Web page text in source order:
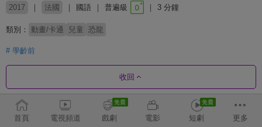
2017 法國 國語 普遍級 3 分鐘
類別： 動畫/卡通 兒童 恐龍
# 學齡前
收回
劇集列表 正序
首頁 電視頻道 戲劇 電影 短劇 更多